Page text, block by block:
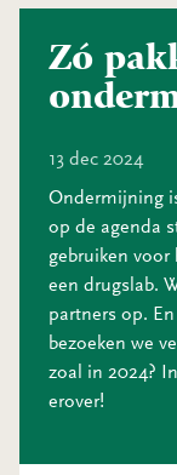
Zó
13 dec 2024
Ondermijning
op de agenda
gebruiken
een drugslab.
partners op.
bezoeken we
zoal in 2024?
erover!